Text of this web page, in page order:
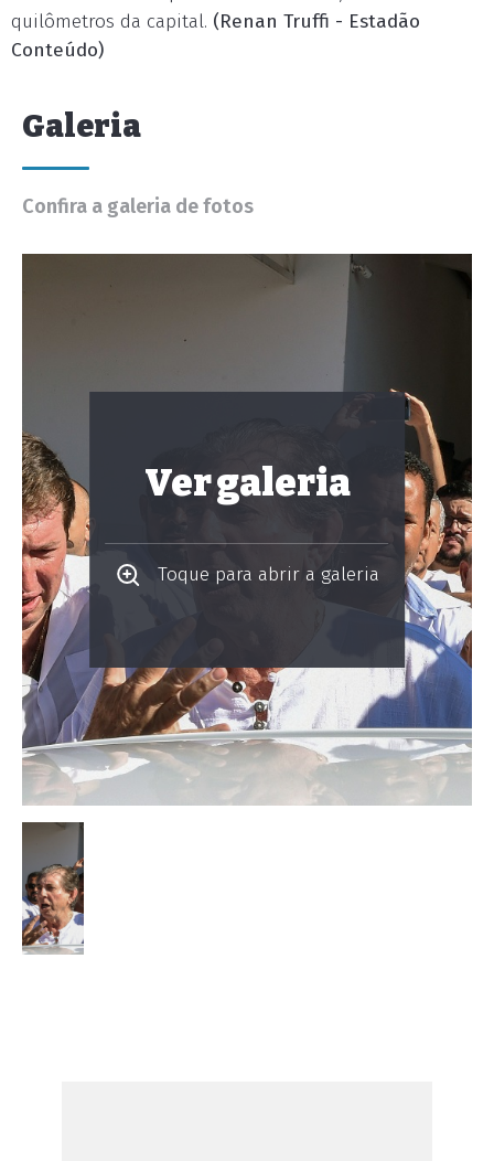
quilômetros da capital. (Renan Truffi - Estadão
Conteúdo)
Galeria
Confira a galeria de fotos
Ver galeria
Toque para abrir a galeria